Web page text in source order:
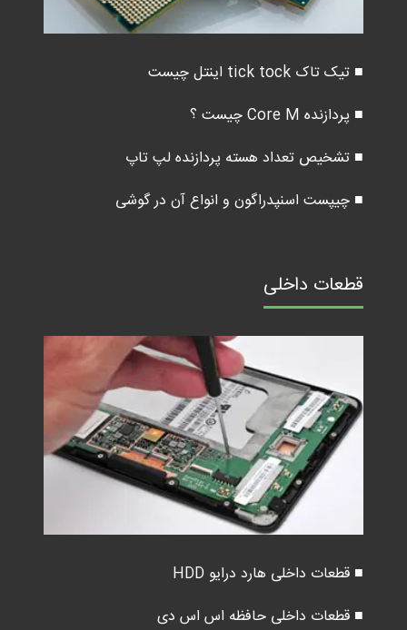
■ تیک تاک tick tock اینتل چیست
■ پردازنده Core M چیست ؟
■ تشخیص تعداد هسته پردازنده لپ تاپ
■ چیپست اسنپدراگون و انواع آن در گوشی
قطعات داخلی
■ قطعات داخلی هارد درایو HDD
■ قطعات داخلی حافظه اس اس دی